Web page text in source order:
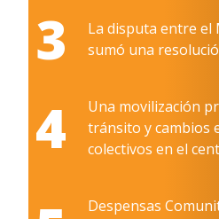
3
La disputa entre el
sumó una
4
Una movilización
tránsito y cambios
colectivos en el
Despensas